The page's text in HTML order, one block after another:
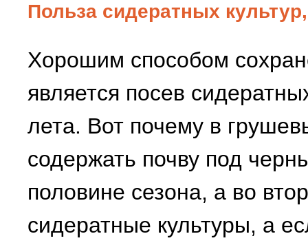
Польза сидератных
Хорошим способом
является посев
лета. Вот почему в
содержать почву под
половине сезона, а во
сидератные культуры, а